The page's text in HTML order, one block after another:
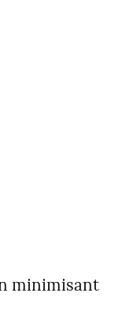
minimisant